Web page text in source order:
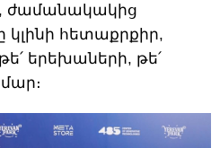
ժամանակակից
կլինի հետաքրքիր,
երեխաների, թե՛